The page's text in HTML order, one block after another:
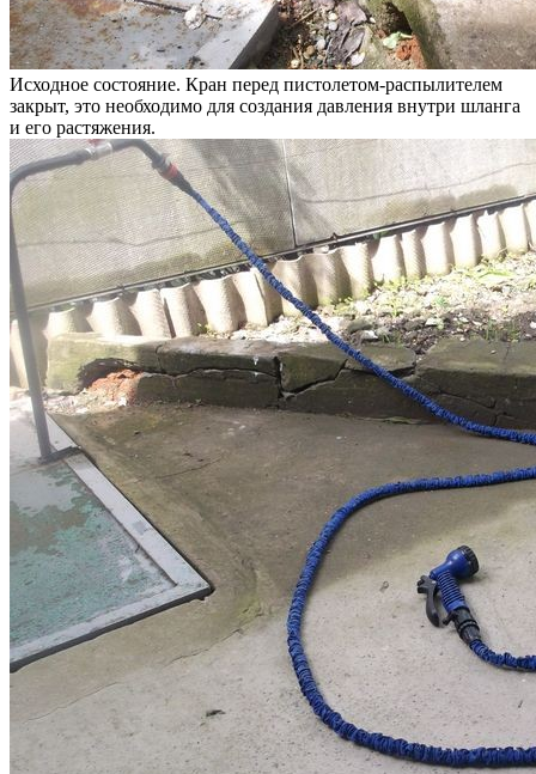
Исходное состояние. Кран перед пистолетом-распылителем
закрыт, это необходимо для создания давления внутри шланга
и его растяжения.